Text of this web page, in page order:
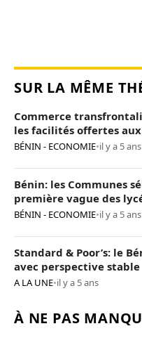
SUR LA MÊME
Commerce
les facilités offertes
BÉNIN - ECONOMIE•il y a 5 ans
Bénin: les Communes
première vague des
BÉNIN - ECONOMIE•il y a 5 ans
Standard & Poor’s: le
avec perspective stable
A LA UNE•il y a 5 ans
À NE PAS